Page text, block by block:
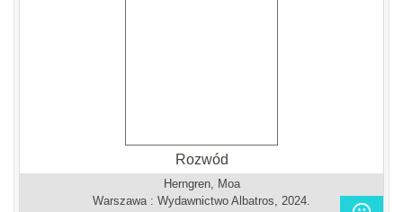
Rozwód
Herngren, Moa
Warszawa : Wydawnictwo Albatros, 2024.